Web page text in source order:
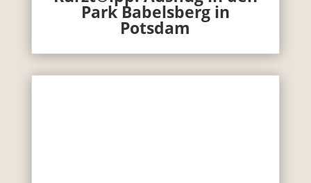
Park Babelsberg in
Potsdam